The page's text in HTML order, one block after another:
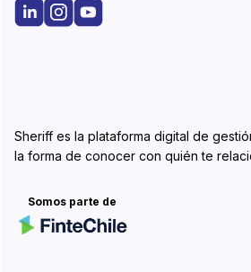
Sheriff es la plataforma digital de
la forma de conocer con quién te
Somos parte de